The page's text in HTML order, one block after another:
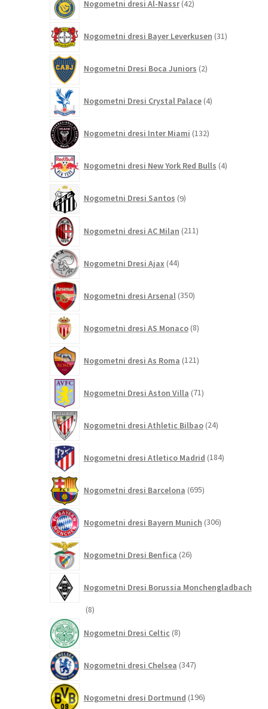
Nogometni dresi Al-Nassr 42izdelkov
Nogometni dresi Bayer Leverkusen 31izdelkov
Nogometni Dresi Boca Juniors 2izdelka
Nogometni Dresi Crystal Palace 4izdelki
Nogometni dresi Inter Miami 132izdelkov
Nogometni dresi New York Red Bulls 4izdelki
Nogometni Dresi Santos 9izdelkov
Nogometni dresi AC Milan 211izdelkov
Nogometni Dresi Ajax 44izdelkov
Nogometni dresi Arsenal 350izdelkov
Nogometni dresi AS Monaco 8izdelkov
Nogometni dresi As Roma 121izdelkov
Nogometni Dresi Aston Villa 71izdelkov
Nogometni dresi Athletic Bilbao 24izdelkov
Nogometni dresi Atletico Madrid 184izdelkov
Nogometni dresi Barcelona 695izdelkov
Nogometni dresi Bayern Munich 306izdelkov
Nogometni Dresi Benfica 26izdelkov
Nogometni Dresi Borussia Monchengladbach
88
Nogometni Dresi Celtic 8izdelkov
Nogometni dresi Chelsea 347izdelkov
Nogometni dresi Dortmund 196izdelkov